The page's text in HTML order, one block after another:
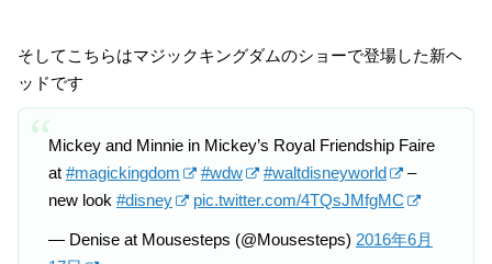
そしてこちらはマジックキングダムのショーで登場した新ヘ
ッドです
Mickey and Minnie in Mickey’s Royal Friendship Faire
at #magickingdom #wdw #waltdisneyworld
–
new look #disney pic.twitter.com/4TQsJMfgMC
— Denise at Mousesteps (@Mousesteps) 2016年6月